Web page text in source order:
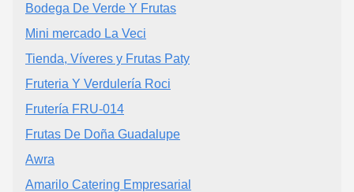
Bodega De Verde Y Frutas
Mini mercado La Veci
Tienda, Víveres y Frutas Paty
Fruteria Y Verdulería Roci
Frutería FRU-014
Frutas De Doña Guadalupe
Awra
Amarilo Catering Empresarial